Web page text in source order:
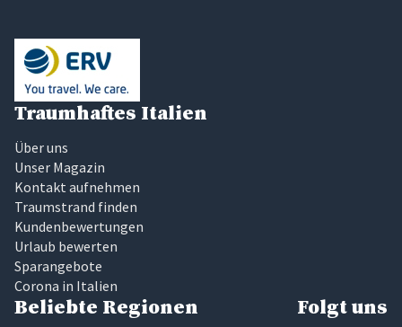
Traumhaftes Italien
Über uns
Unser Magazin
Kontakt aufnehmen
Traumstrand finden
Kundenbewertungen
Urlaub bewerten
Sparangebote
Corona in Italien
Beliebte Regionen Folgt uns